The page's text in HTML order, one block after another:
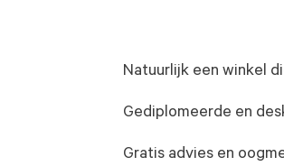
Natuurlijk een winkel
Gediplomeerde en
Gratis advies en